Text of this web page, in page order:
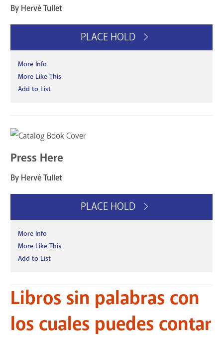
By Hervé Tullet
PLACE HOLD
More Info
More Like This
Add to List
Press Here
By Hervé Tullet
PLACE HOLD
More Info
More Like This
Add to List
Libros sin palabras con
los cuales puedes contar